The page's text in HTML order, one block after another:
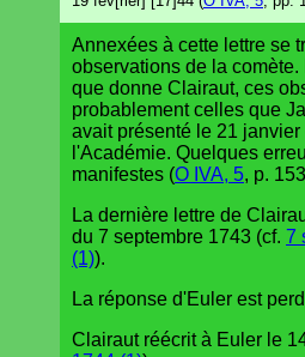
Annexées à cette lettre se
observations de la
que donne Clairaut, ces
probablement celles que
avait présenté le 21 janvier
l'Académie. Quelques
manifestes (O IVA, 5, p.
La dernière lettre de
du 7 septembre 1743 (cf. 7
(1)).
La réponse d'Euler est
Clairaut réécrit à Euler le